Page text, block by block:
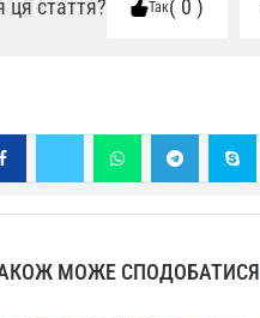
стаття? Так 0
МОЖЕ СПОДОБАТИСЯ